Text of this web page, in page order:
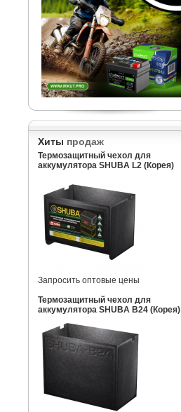
Хиты продаж
Термозащитный чехол для
аккумулятора SHUBA L2 (Корея)
Запросить оптовые цены
Термозащитный чехол для
аккумулятора SHUBA B24 (Корея)